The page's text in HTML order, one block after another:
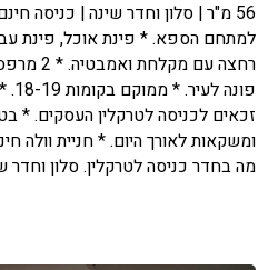
56 מ"ר | סלון וחדר שינה | כניסה
למתחם הספא. * פינת אוכל, פינת
רחצה עם
זכאים לכניסה לטרקלין העסקים. *
ומשקאות לאורך היום. * חניית וולה
מה בחדר כניסה לטרקלין. סלון וחדר